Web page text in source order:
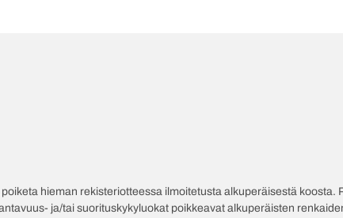
hieman rekisteriotteessa ilmoitetusta alkuperäisestä koosta.
ja/tai suorituskykyluokat poikkeavat alkuperäisten